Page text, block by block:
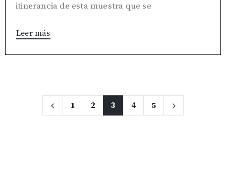
itinerancia de esta muestra que se
Leer más
1 2 3 4 5